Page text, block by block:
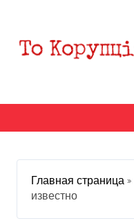
содержанию
Главная страница »
известно